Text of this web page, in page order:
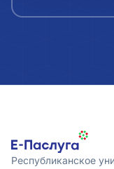
Республиканское